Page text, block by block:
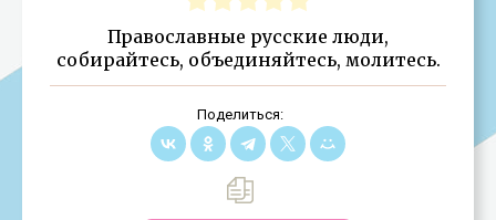
Православные русские люди,
собирайтесь, объединяйтесь, молитесь.
Поделиться: